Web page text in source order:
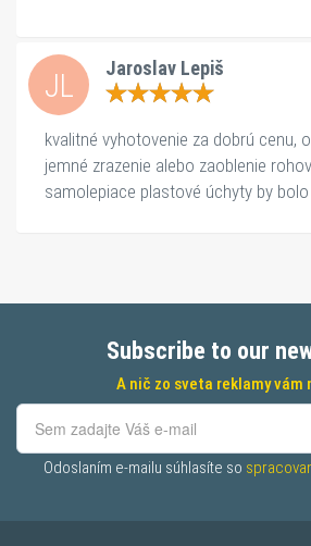
JL Jaroslav Lepiš
kvalitné vyhotovenie za dobrú cenu,
jemné zrazenie alebo zaoblenie
samolepiace plastové úchyty by
Subscribe to our
A nič zo sveta reklamy vám
Odoslaním e-mailu súhlasíte so